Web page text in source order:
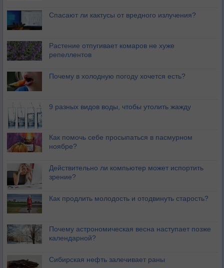
Спасают ли кактусы от вредного излучения?
Растение отпугивает комаров не хуже
репеллентов
Почему в холодную погоду хочется есть?
9 разных видов воды, чтобы утолить жажду
Как помочь себе просыпаться в пасмурном
ноябре?
Действительно ли компьютер может испортить
зрение?
Как продлить молодость и отодвинуть старость?
Почему астрономическая весна наступает позже
календарной?
Сибирская нефть залечивает раны